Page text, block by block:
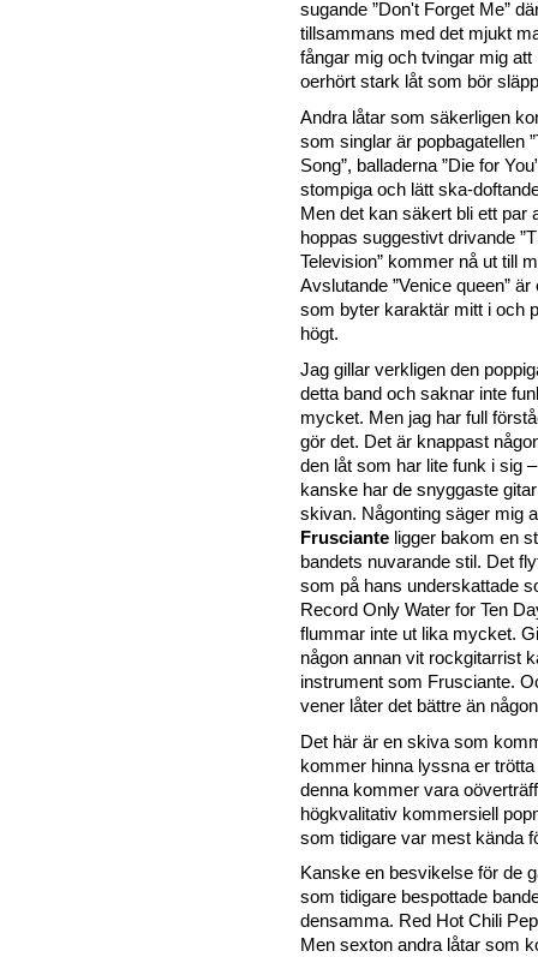
sugande ”Don't Forget Me”
tillsammans med det mjukt
fångar mig och tvingar mig att
oerhört stark låt som bör
Andra låtar som säkerligen
som singlar är popbagatellen
Song”, balladerna ”Die for
stompiga och lätt ska-
Men det kan säkert bli ett par
hoppas suggestivt drivande
Television” kommer nå ut till
Avslutande ”Venice queen”
som byter karaktär mitt i och
högt.
Jag gillar verkligen den
detta band och saknar inte
mycket. Men jag har full
gör det. Det är knappast
den låt som har lite funk i sig –
kanske har de snyggaste
skivan. Någonting säger mig
Frusciante ligger bakom en
bandets nuvarande stil. Det
som på hans underskattade
Record Only Water for Ten
flummar inte ut lika mycket.
någon annan vit rockgitarrist
instrument som Frusciante.
vener låter det bättre än
Det här är en skiva som
kommer hinna lyssna er
denna kommer vara
högkvalitativ kommersiell
som tidigare var mest kända
Kanske en besvikelse för de
som tidigare bespottade
densamma. Red Hot Chili
Men sexton andra låtar som